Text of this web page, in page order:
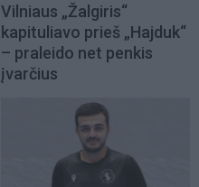
Vilniaus „Žalgiris“
kapituliavo prieš „Hajduk“
– praleido net penkis
įvarčius